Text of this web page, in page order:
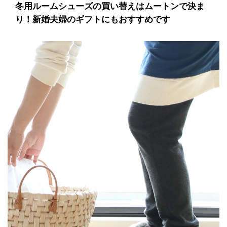
冬用ルームシューズの買い替えはムートンで決ま
り！新婚夫婦のギフトにもおすすめです